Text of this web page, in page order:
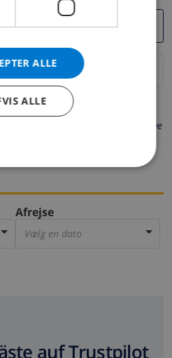
oplysninger vil aldrig blive
Afrejse
Vælg en dato
auf Trustpilot
ALLE
ALLE